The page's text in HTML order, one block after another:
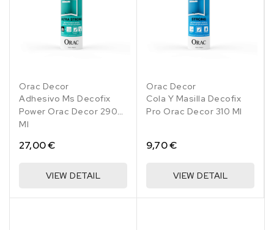
Orac Decor
Adhesivo Ms Decofix
Power Orac Decor 290
Ml
27,00 €
VIEW DETAIL
Orac Decor
Cola Y Masilla Decofix
Pro Orac Decor 310 Ml
9,70 €
VIEW DETAIL